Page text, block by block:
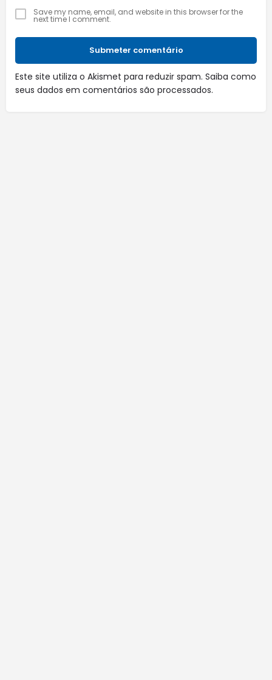
Save my name, email, and website in this browser for the
next time I comment.
Submeter comentário
Este site utiliza o Akismet para reduzir spam. Saiba como
seus dados em comentários são processados.